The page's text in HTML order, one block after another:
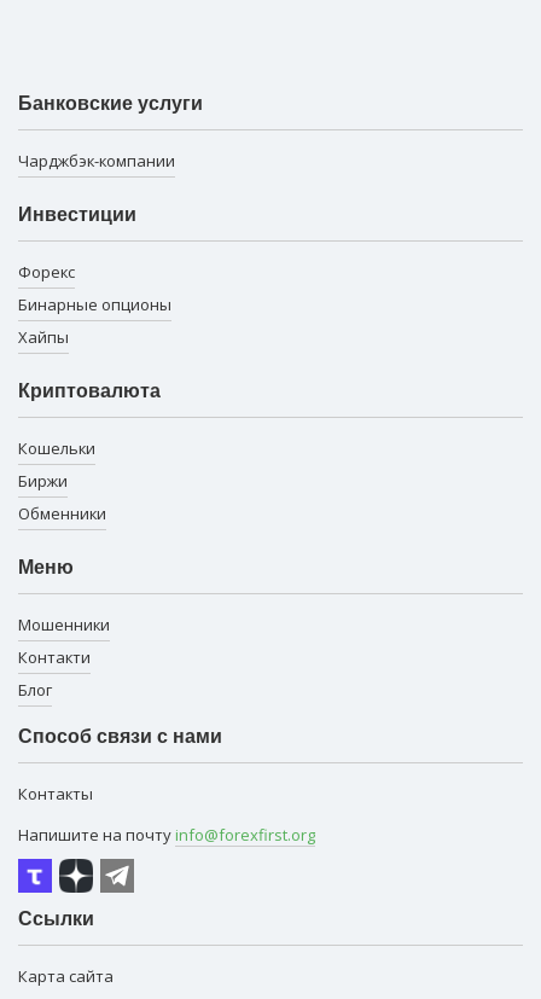
Банковские услуги
Чарджбэк-компании
Инвестиции
Форекс
Бинарные опционы
Хайпы
Криптовалюта
Кошельки
Биржи
Обменники
Меню
Мошенники
Контакти
Блог
Способ связи с нами
Контакты
Напишите на почту info@forexfirst.org
Ссылки
Карта сайта